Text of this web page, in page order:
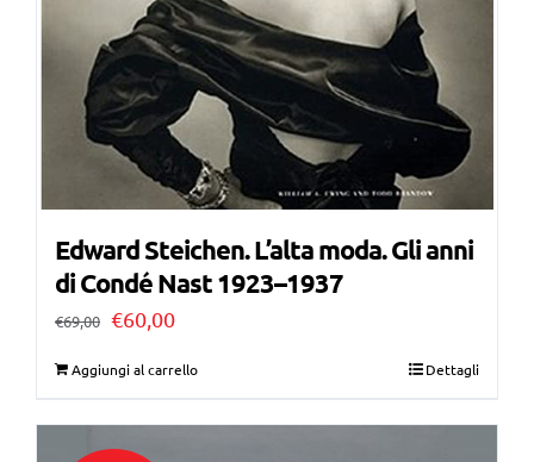
Edward Steichen. L’alta moda. Gli anni
di Condé Nast 1923–1937
€69,00 Il
era:
€60,00Il
è:
Aggiungi al carrello Dettagli